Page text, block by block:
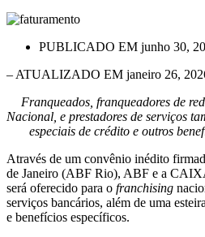
PUBLICADO EM junho 30,
– ATUALIZADO EM janeiro 26,
Franqueados, franqueadores de
Nacional, e prestadores de serviços
especiais de crédito e outros
Através de um convênio inédito
de Janeiro (ABF Rio), ABF e a
será oferecido para o franchising
serviços bancários, além de uma
e benefícios específicos.